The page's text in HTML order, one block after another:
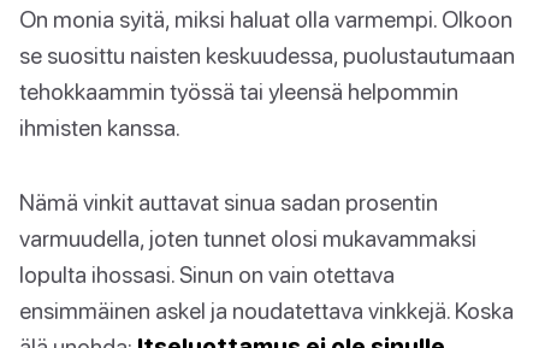
On monia syitä, miksi haluat olla varmempi. Olkoon
se suosittu naisten keskuudessa, puolustautumaan
tehokkaammin työssä tai yleensä helpommin
ihmisten kanssa.
Nämä vinkit auttavat sinua sadan prosentin
varmuudella, joten tunnet olosi mukavammaksi
lopulta ihossasi. Sinun on vain otettava
ensimmäinen askel ja noudatettava vinkkejä. Koska